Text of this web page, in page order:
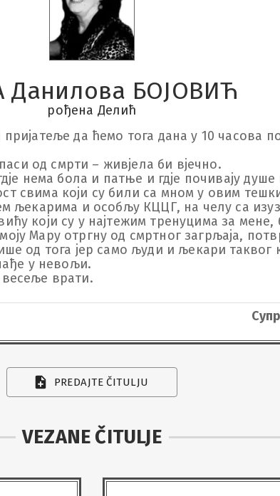
Данилова БОЈОВИЋ
рођена Делић
да ћемо тога дана у 10 часова
од смрти – живјела би вјечно.
нема бола и патње и гдје почивају душе
свима који су били са мном у овим
љекарима и особљу КЦЦГ, на челу са
који су у најтежим тренуцима за
Мару отргну од смртног загрљаја,
од тога јер само људи и љекари таквог
у невољи.
весеље врати.
PREDAJTE ČITULJU
VEZANE ČITULJE